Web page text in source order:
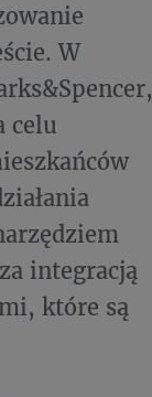
W
celu
integracją
które są